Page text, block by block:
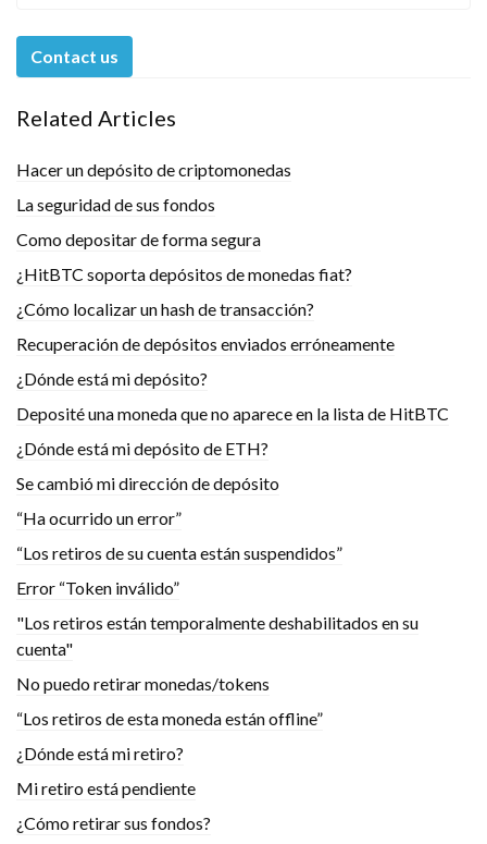
Contact us
Related Articles
Hacer un depósito de criptomonedas
La seguridad de sus fondos
Como depositar de forma segura
¿HitBTC soporta depósitos de monedas fiat?
¿Cómo localizar un hash de transacción?
Recuperación de depósitos enviados erróneamente
¿Dónde está mi depósito?
Deposité una moneda que no aparece en la lista de HitBTC
¿Dónde está mi depósito de ETH?
Se cambió mi dirección de depósito
“Ha ocurrido un error”
“Los retiros de su cuenta están suspendidos”
Error “Token inválido”
"Los retiros están temporalmente deshabilitados en su
cuenta"
No puedo retirar monedas/tokens
“Los retiros de esta moneda están offline”
¿Dónde está mi retiro?
Mi retiro está pendiente
¿Cómo retirar sus fondos?